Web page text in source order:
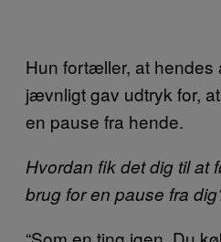
Hun fortæller, at
jævnligt gav udtryk for,
en pause fra hende.
Hvordan fik det dig til at
brug for en pause fra